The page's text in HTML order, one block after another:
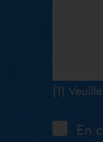
(1)
En